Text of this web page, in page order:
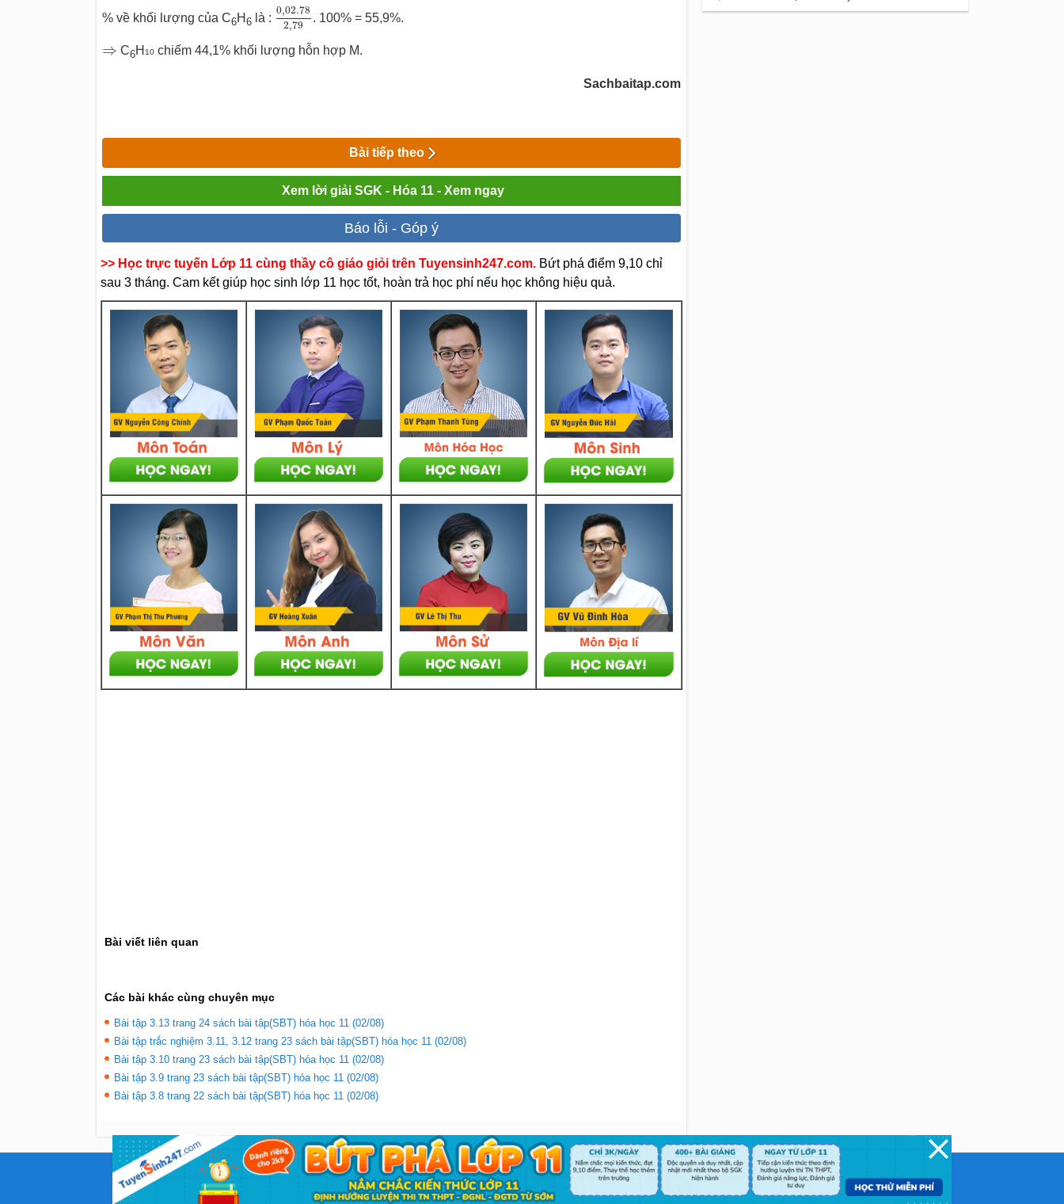
% về khối lượng của C6H 6là :
0,02.78
2,79
0,02.78
. 100% = 55,9%.
⇒
⇒ C6H 10chiếm 44,1% khối lượng hỗn hợp M.
Sachbaitap.com
Bài tiếp theo
Xem lời giải SGK - Hóa 11 - Xem ngay
Báo lỗi - Góp ý
>> Học trực tuyến Lớp 11 cùng thầy cô giáo giỏi trên Tuyensinh247.com. Bứt phá điểm 9,10 chỉ
sau 3 tháng. Cam kết giúp học sinh lớp 11 học tốt, hoàn trả học phí nếu học không hiệu quả.
Bài viết liên quan
Các bài khác cùng chuyên mục
Bài tập 3.13 trang 24 sách bài tập(SBT) hóa học 11 (02/08)
Bài tập trắc nghiệm 3.11, 3.12 trang 23 sách bài tập(SBT) hóa học 11 (02/08)
Bài tập 3.10 trang 23 sách bài tập(SBT) hóa học 11 (02/08)
Bài tập 3.9 trang 23 sách bài tập(SBT) hóa học 11 (02/08)
Bài tập 3.8 trang 22 sách bài tập(SBT) hóa học 11 (02/08)
Liên hệ| Chính sách
Copyright 2018 - Sachbaitap.com